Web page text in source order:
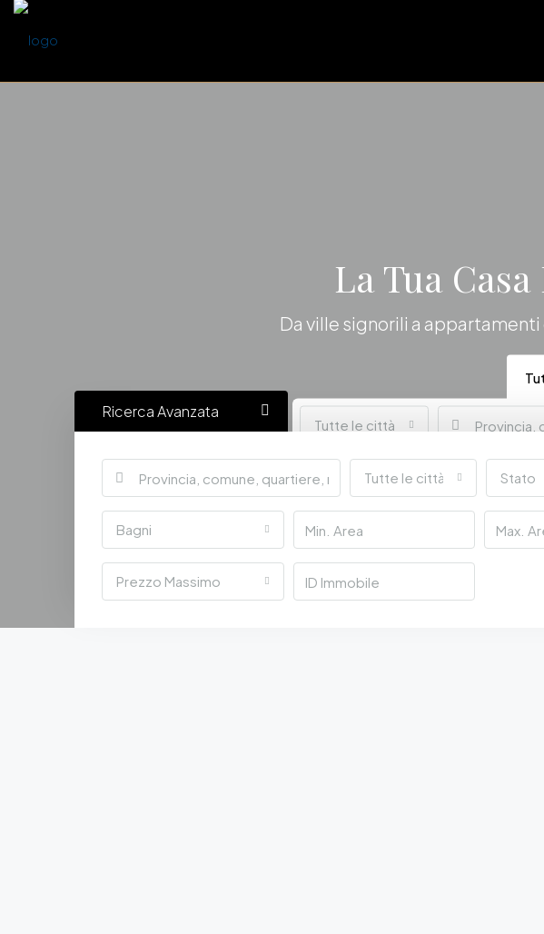
La Tua
Da ville signorili a
Tutte le città
Ricerca Avanzata
Tutte le città Stato
Bagni
Prezzo Massimo